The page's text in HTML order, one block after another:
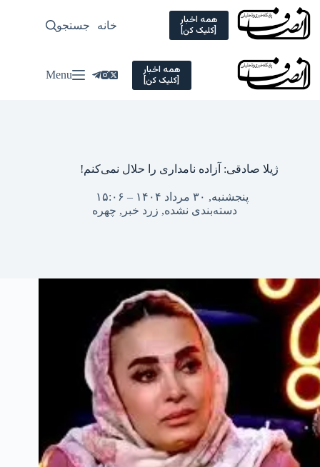
Skip
content
همه اخبار
[کلیک کن] خانه سیاسی
جستجو
همه اخبار
[کلیک کن] Menu
ژیلا صادقی: آزاده نامداری را حلال نمی‌کنم!
پنجشنبه, ۳۰ مرداد ۱۴۰۴ – ۱۵:۰۶
دسته‌بندی نشده, زرد خبر , چهره